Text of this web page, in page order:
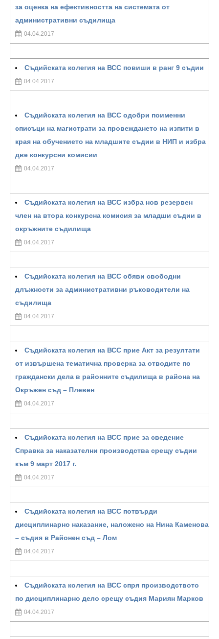
за оценка на ефективността на системата от
административни съдилища
04.04.2017
Съдийската колегия на ВСС повиши в ранг 9 съдии
04.04.2017
Съдийската колегия на ВСС одобри поименни
списъци на магистрати за провеждането на изпити в
края на обучението на младшите съдии в НИП и избра
две конкурсни комисии
04.04.2017
Съдийската колегия на ВСС избра нов резервен
член на втора конкурсна комисия за младши съдии в
окръжните съдилища
04.04.2017
Съдийската колегия на ВСС обяви свободни
длъжности за административни ръководители на
съдилища
04.04.2017
Съдийската колегия на ВСС прие Акт за резултати
от извършена тематична проверка за отводите по
граждански дела в районните съдилища в района на
Окръжен съд – Плевен
04.04.2017
Съдийската колегия на ВСС прие за сведение
Справка за наказателни производства срещу съдии
към 9 март 2017 г.
04.04.2017
Съдийската колегия на ВСС потвърди
дисциплинарно наказание, наложено на Нина Каменова
– съдия в Районен съд – Лом
04.04.2017
Съдийската колегия на ВСС спря производството
по дисциплинарно дело срещу съдия Мариян Марков
04.04.2017